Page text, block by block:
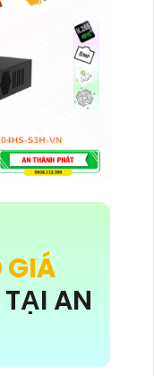
GIÁ
TẠI AN